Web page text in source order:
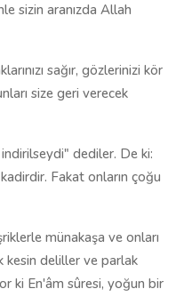
sizin aranızda Allah
sağır, gözlerinizi kör
size geri verecek
dediler. De ki:
Fakat onların çoğu
münakaşa ve onları
kesin deliller ve parlak
ki En'âm sûresi, yoğun bir